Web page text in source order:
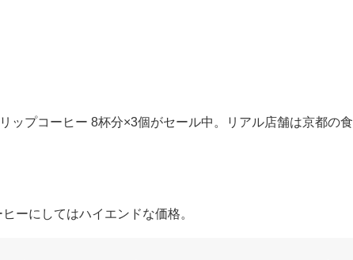
ップコーヒー 8杯分×3個がセール中。リアル店舗は京都の食
ーにしてはハイエンドな価格。